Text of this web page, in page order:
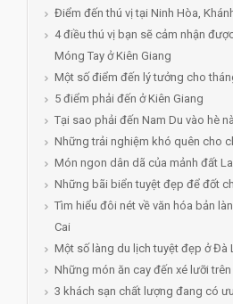
Điểm đến thú vị tại Ninh Hòa,
4 điều thú vị bạn sẽ cảm nhận
Móng Tay ở Kiên Giang
Một số điểm đến lý tưởng cho
5 điểm phải đến ở Kiên Giang
Tại sao phải đến Nam Du vào hè
Những trải nghiệm khó quên cho
Món ngon dân dã của mảnh đất
Những bãi biển tuyệt đẹp để đốt
Tìm hiểu đôi nét về văn hóa bản
Cai
Một số làng du lịch tuyệt đẹp ở Đà
Những món ăn cay đến xé lưỡi
3 khách sạn chất lượng đang có